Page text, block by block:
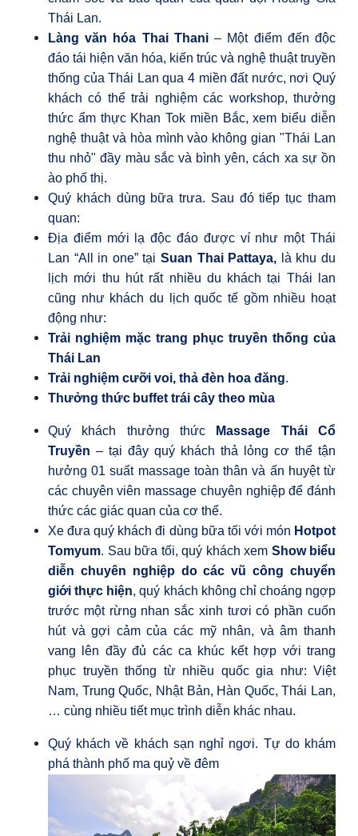
Thái Lan.
Làng văn hóa Thai Thani – Một điểm đến độc
đáo tái hiện văn hóa, kiến trúc và nghệ thuật truyền
thống của Thái Lan qua 4 miền đất nước, nơi Quý
khách có thể trải nghiệm các workshop, thưởng
thức ẩm thực Khan Tok miền Bắc, xem biểu diễn
nghệ thuật và hòa mình vào không gian "Thái Lan
thu nhỏ" đầy màu sắc và bình yên, cách xa sự ồn
ào phố thị.
Quý khách dùng bữa trưa. Sau đó tiếp tục tham
quan:
Địa điểm mới lạ độc đáo được ví như một Thái
Lan “All in one” tại Suan Thai Pattaya, là khu du
lịch mới thu hút rất nhiều du khách tại Thái lan
cũng như khách du lịch quốc tế gồm nhiều hoạt
động như:
Trải nghiệm mặc trang phục truyền thống của
Thái Lan
Trải nghiệm cưỡi voi, thả đèn hoa đăng.
Thưởng thức buffet trái cây theo mùa
Quý khách thưởng thức
Massage Thái Cổ
Truyền – tại đây quý khách thả lỏng cơ thể tận
hưởng 01 suất massage toàn thân và ấn huyệt từ
các chuyên viên massage chuyên nghiệp để đánh
thức các giác quan của cơ thể.
Xe đưa quý khách đi dùng bữa tối với món Hotpot
Tomyum. Sau bữa tối, quý khách xem Show biểu
diễn chuyên nghiệp do các vũ công chuyển
giới thực hiện, quý khách không chỉ choáng ngợp
trước một rừng nhan sắc xinh tươi có phần cuốn
hút và gợi cảm của các mỹ nhân, và âm thanh
vang lên đầy đủ các ca khúc kết hợp với trang
phục truyền thống từ nhiều quốc gia như: Việt
Nam, Trung Quốc, Nhật Bản, Hàn Quốc, Thái Lan,
… cùng nhiều tiết mục trình diễn khác nhau.
Quý khách về khách sạn nghỉ ngơi. Tự do khám
phá thành phố ma quỷ về đêm